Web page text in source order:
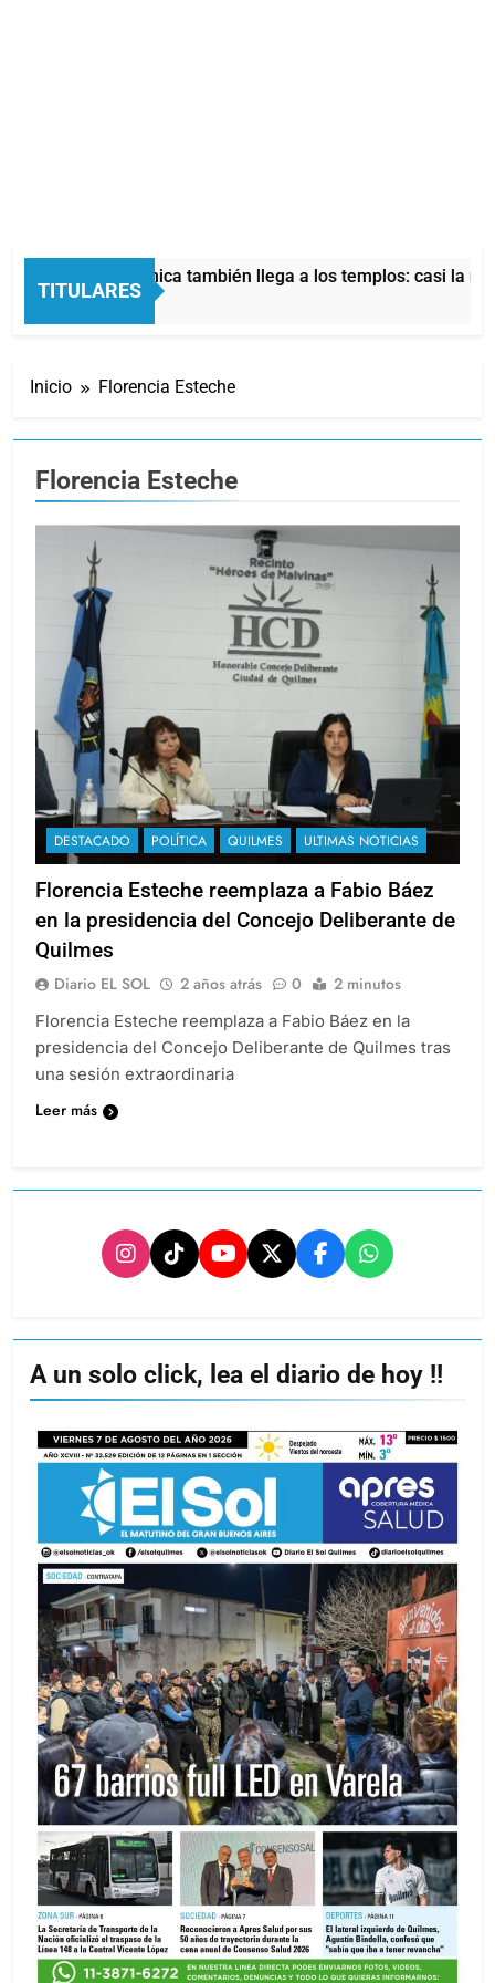
TITULARES
crisis económica también llega a los templos: casi la mitad
Atrás
Inicio Florencia Esteche
Florencia Esteche
DESTACADO POLÍTICA QUILMES ULTIMAS NOTICIAS
Florencia Esteche reemplaza a Fabio Báez
en la presidencia del Concejo Deliberante de
Quilmes
Diario EL SOL 2 años atrás 0 2 minutos
Florencia Esteche reemplaza a Fabio Báez en la
presidencia del Concejo Deliberante de Quilmes tras
una sesión extraordinaria
Leer más
A un solo click, lea el diario de hoy !!